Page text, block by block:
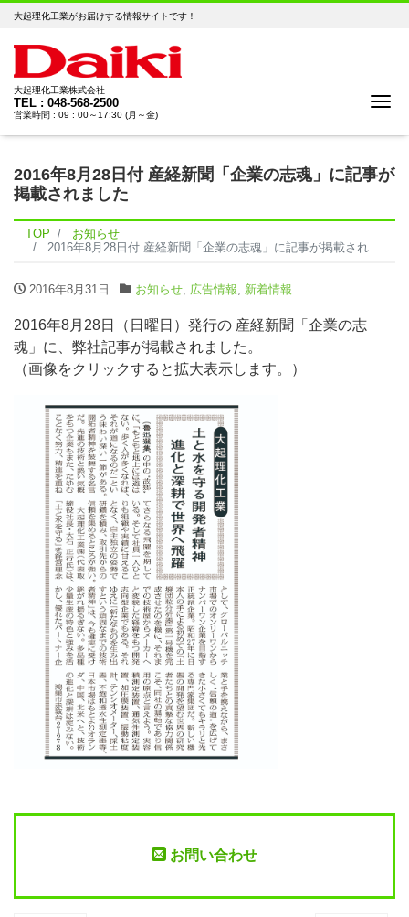
大起理化工業がお届けする情報サイトです！
大起理化工業株式会社
TEL : 048-568-2500
営業時間 : 09 : 00～17:30 (月～金)
2016年8月28日付 産経新聞「企業の志魂」に記事が
掲載されました
TOP
お知らせ
2016年8月28日付 産経新聞「企業の志魂」に記事が掲載されました
2016年8月31日 お知らせ, 広告情報 新着情報
2016年8月28日（日曜日）発行の 産経新聞「企業の志
魂」に、弊社記事が掲載されました。
（画像をクリックすると拡大表示します。）
お問い合わせ